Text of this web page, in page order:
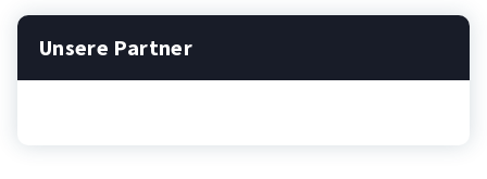
Unsere Partner